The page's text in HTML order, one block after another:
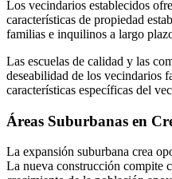
Los vecindarios establecidos
características de propiedad
familias e inquilinos a largo
Las escuelas de calidad y las
deseabilidad de los vecindarios
características específicas del
Áreas Suburbanas en
La expansión suburbana crea
La nueva construcción compite